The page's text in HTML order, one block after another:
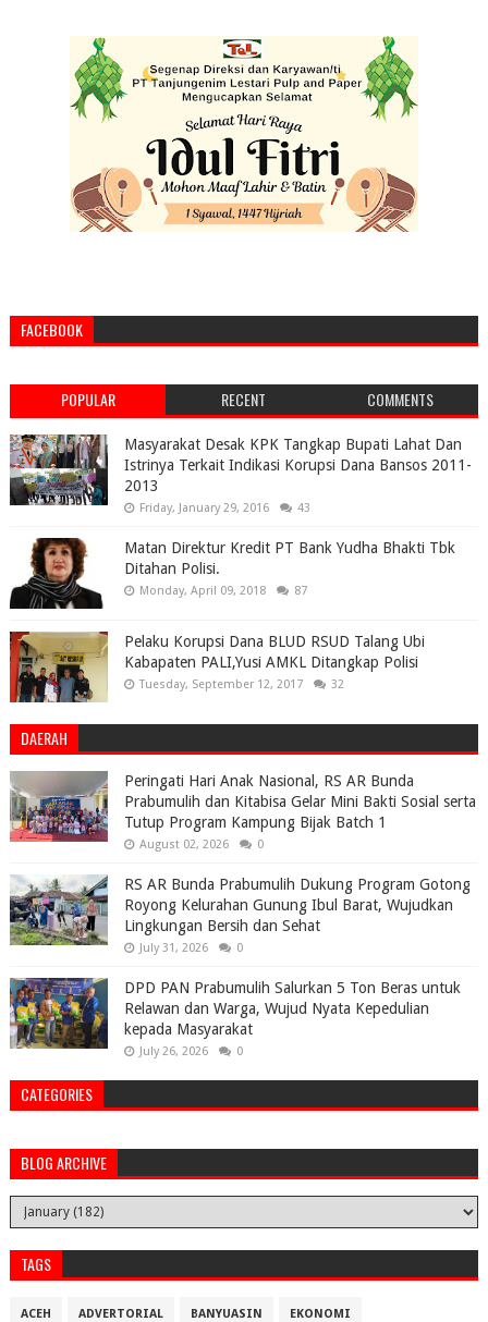
FACEBOOK
POPULAR RECENT COMMENTS
Masyarakat Desak KPK Tangkap Bupati Lahat Dan
Istrinya Terkait Indikasi Korupsi Dana Bansos 2011-
2013
Friday, January 29, 2016 43
Matan Direktur Kredit PT Bank Yudha Bhakti Tbk
Ditahan Polisi.
Monday, April 09, 2018 87
Pelaku Korupsi Dana BLUD RSUD Talang Ubi
Kabapaten PALI,Yusi AMKL Ditangkap Polisi
Tuesday, September 12, 2017 32
DAERAH
Peringati Hari Anak Nasional, RS AR Bunda
Prabumulih dan Kitabisa Gelar Mini Bakti Sosial serta
Tutup Program Kampung Bijak Batch 1
August 02, 2026 0
RS AR Bunda Prabumulih Dukung Program Gotong
Royong Kelurahan Gunung Ibul Barat, Wujudkan
Lingkungan Bersih dan Sehat
July 31, 2026 0
DPD PAN Prabumulih Salurkan 5 Ton Beras untuk
Relawan dan Warga, Wujud Nyata Kepedulian
kepada Masyarakat
July 26, 2026 0
CATEGORIES
BLOG ARCHIVE
TAGS
ACEH ADVERTORIAL BANYUASIN EKONOMI